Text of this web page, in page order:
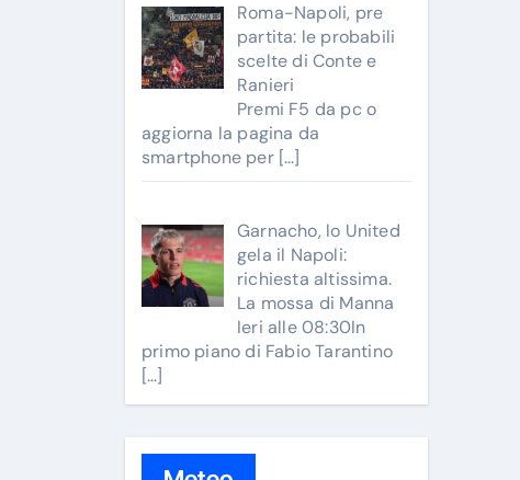
Roma-Napoli, pre
partita: le probabili
scelte di Conte e
Ranieri
Premi F5 da pc o
aggiorna la pagina da
smartphone per […]
Garnacho, lo United
gela il Napoli:
richiesta altissima.
La mossa di Manna
Ieri alle 08:30In
primo piano di Fabio Tarantino
[…]